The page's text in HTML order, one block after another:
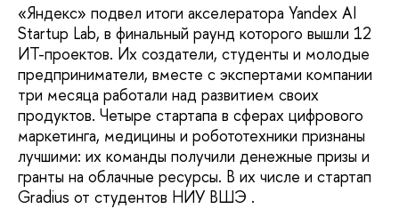
«Яндекс» подвел итоги акселератора Yandex AI
Startup Lab, в финальный раунд которого вышли 12
ИТ-проектов. Их создатели, студенты и молодые
предприниматели, вместе с экспертами компании
три месяца работали над развитием своих
продуктов. Четыре стартапа в сферах цифрового
маркетинга, медицины и робототехники признаны
лучшими: их команды получили денежные призы и
гранты на облачные ресурсы. В их числе и стартап
Gradius от студентов НИУ ВШЭ .